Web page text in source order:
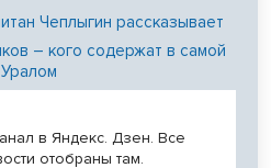
Чеплыгин рассказывает
– кого содержат в самой
в Яндекс. Дзен. Все
отобраны там.